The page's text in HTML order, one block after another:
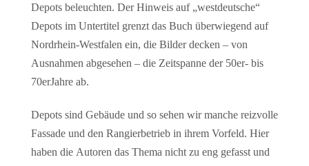
Depots beleuchten. Der Hinweis auf „westdeutsche“
Depots im Untertitel grenzt das Buch überwiegend auf
Nordrhein-Westfalen ein, die Bilder decken – von
Ausnahmen abgesehen – die Zeitspanne der 50er- bis
70erJahre ab.
Depots sind Gebäude und so sehen wir manche reizvolle
Fassade und den Rangierbetrieb in ihrem Vorfeld. Hier
haben die Autoren das Thema nicht zu eng gefasst und